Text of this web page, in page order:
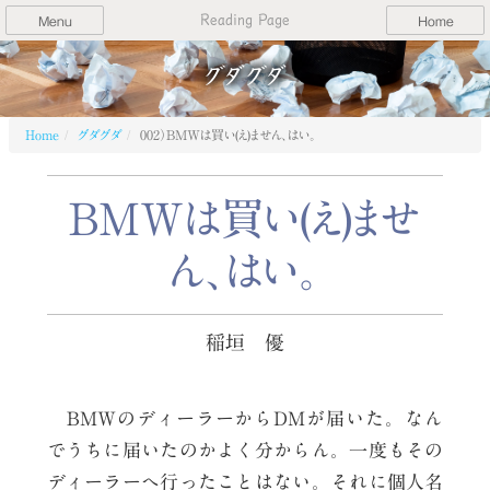
Menu Home
Reading Page
グダグダ
Home グダグダ 002）BMWは買い(え)ません、はい。
BMWは買い(え)ませ
ん、はい。
稲垣 優
BMWのディーラーからDMが届いた。なん
でうちに届いたのかよく分からん。一度もその
ディーラーへ行ったことはない。それに個人名